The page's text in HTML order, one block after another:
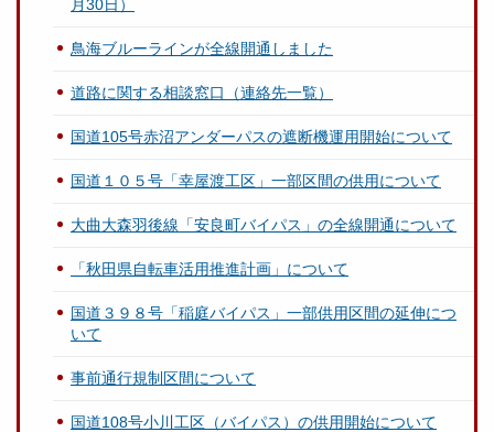
月30日）
鳥海ブルーラインが全線開通しました
道路に関する相談窓口（連絡先一覧）
国道105号赤沼アンダーパスの遮断機運用開始について
国道１０５号「幸屋渡工区」一部区間の供用について
大曲大森羽後線「安良町バイパス」の全線開通について
「秋田県自転車活用推進計画」について
国道３９８号「稲庭バイパス」一部供用区間の延伸につ
いて
事前通行規制区間について
国道108号小川工区（バイパス）の供用開始について